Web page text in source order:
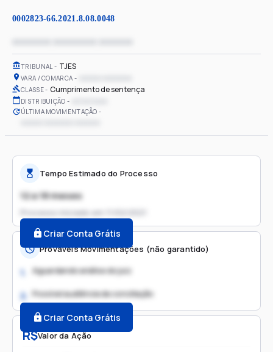
0002823-66.2021.8.08.0048
TRIBUNAL TJES
VARA / COMARCA
CLASSE Cumprimento de sentença
DISTRIBUIÇÃO
ÚLTIMA MOVIMENTAÇÃO
R$Valor da Ação
Tempo Estimado do Processo
12 a 18 meses
Processo iniciado em
Criar Conta Grátis
Prováveis Movimentações (não garantido)
1. Aguardando análise do juiz
2. Possível audiência de conciliação
Criar Conta Grátis